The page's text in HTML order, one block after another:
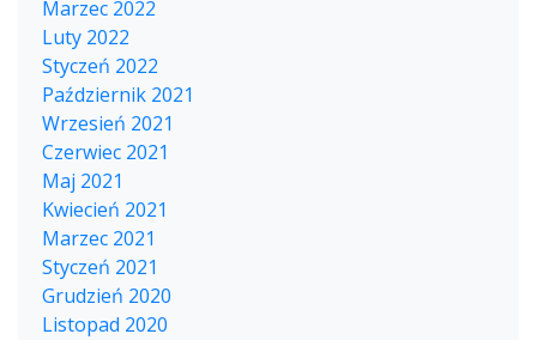
Marzec 2022
Luty 2022
Styczeń 2022
Październik 2021
Wrzesień 2021
Czerwiec 2021
Maj 2021
Kwiecień 2021
Marzec 2021
Styczeń 2021
Grudzień 2020
Listopad 2020